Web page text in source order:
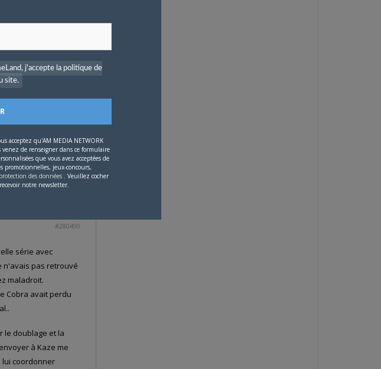
de l'importance de
garder Nachi
sans réagir.
: le nez de notre
c'est très beau
roublard et
#280490
série avec
n'avais pas retrouvé
maladroit.
Cobra avait perdu
le doublage et la
à Kaze me
lui coordonner
j'accepte la politique de
site.
acceptez qu'AM MEDIA NETWORK
de renseigner dans ce formulaire
que vous avez acceptées de
promotionnelles, jeux-concours,
des données . Veuillez cocher
recevoir notre newsletter.